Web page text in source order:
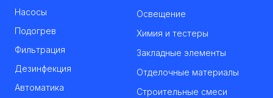
Насосы
Подогрев
Фильтрация
Дезинфекция
Автоматика
Освещение
Химия и тестеры
Закладные элементы
Отделочные материалы
Строительные смеси